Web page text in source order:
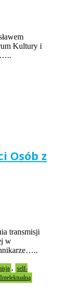
Kultury i
Osób z
transmisji
w
, self-